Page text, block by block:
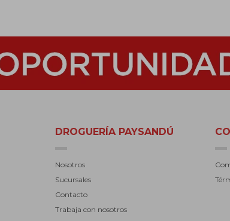
DROGUERÍA PAYSANDÚ
Nosotros
Sucursales
Contacto
Trabaja con nosotros